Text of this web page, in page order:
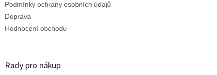
Podmínky ochrany osobních údajů
Doprava
Hodnocení obchodu
Rady pro nákup